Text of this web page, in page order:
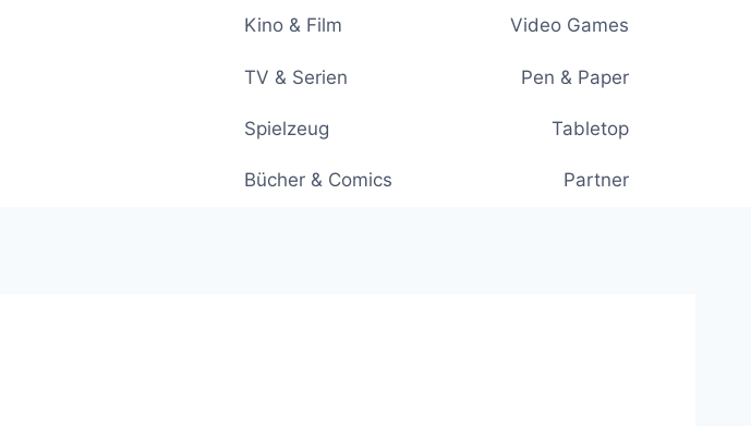
Kino & Film Video Games
TV & Serien Pen & Paper
Spielzeug Tabletop
Bücher & Comics Partner